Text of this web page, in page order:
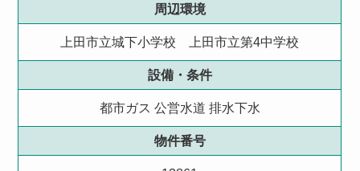
周辺環境
上田市立城下小学校 上田市立第4中学校
設備・条件
都市ガス 公営水道 排水下水
物件番号